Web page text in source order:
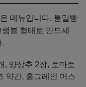
메뉴입니다. 통밀빵
블 형태로 만드세
.
, 양상추 2장, 토마토
약간, 홀그레인 머스